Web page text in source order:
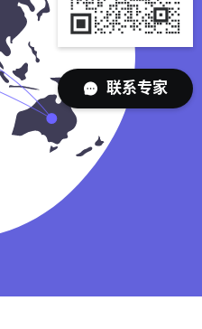
联系专家